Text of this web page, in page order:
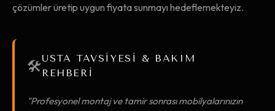
çözümler üretip uygun fiyata sunmayı hedeflemekteyiz.
🛠️USTA TAVSİYESİ & BAKIM
REHBERİ
"Profesyonel montaj ve tamir sonrası mobilyalarınızın